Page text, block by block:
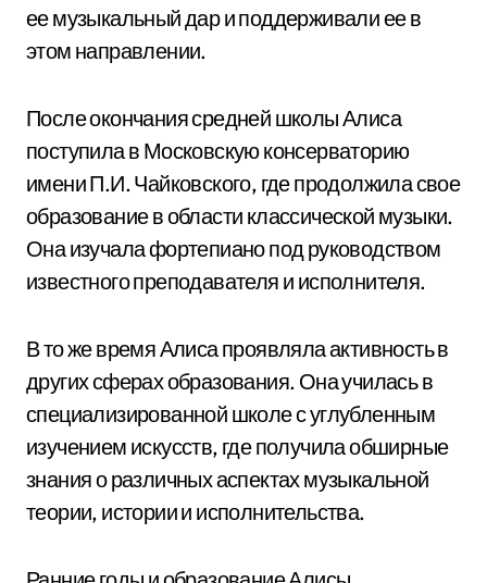
ее музыкальный дар и поддерживали ее в
этом направлении.
После окончания средней школы Алиса
поступила в Московскую консерваторию
имени П.И. Чайковского, где продолжила свое
образование в области классической музыки.
Она изучала фортепиано под руководством
известного преподавателя и исполнителя.
В то же время Алиса проявляла активность в
других сферах образования. Она училась в
специализированной школе с углубленным
изучением искусств, где получила обширные
знания о различных аспектах музыкальной
теории, истории и исполнительства.